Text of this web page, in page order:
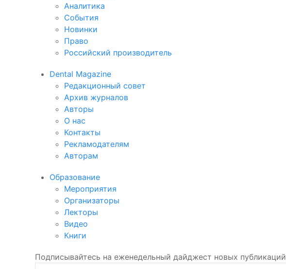
Аналитика
События
Новинки
Право
Российский производитель
Dental Magazine
Редакционный совет
Архив журналов
Авторы
О нас
Контакты
Рекламодателям
Авторам
Образование
Мероприятия
Организаторы
Лекторы
Видео
Книги
Подписывайтесь на еженедельный дайджест новых публикаций